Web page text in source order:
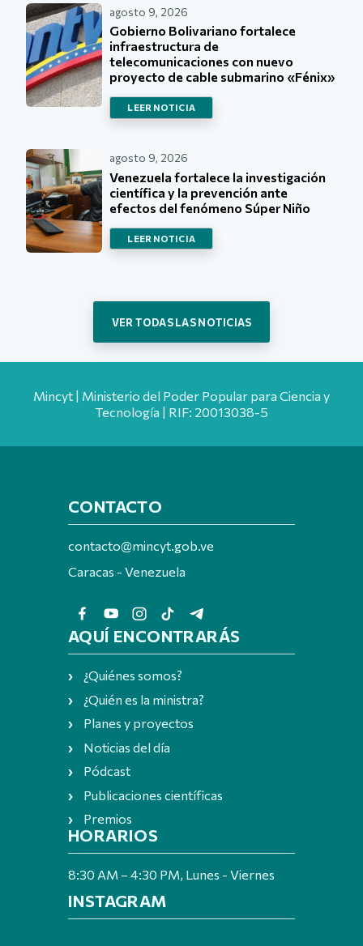
agosto 9, 2026
Gobierno Bolivariano fortalece
infraestructura de
telecomunicaciones con nuevo
proyecto de cable submarino «Fénix»
LEER NOTICIA
agosto 9, 2026
Venezuela fortalece la investigación
científica y la prevención ante
efectos del fenómeno Súper Niño
LEER NOTICIA
VER TODAS LAS NOTICIAS
Mincyt | Ministerio del Poder Popular para Ciencia y
Tecnología | RIF: 20013038-5
CONTACTO
contacto@mincyt.gob.ve
Caracas - Venezuela
AQUÍ ENCONTRARÁS
¿Quiénes somos?
¿Quién es la ministra?
Planes y proyectos
Noticias del día
Pódcast
Publicaciones científicas
Premios
HORARIOS
8:30 AM – 4:30 PM, Lunes - Viernes
INSTAGRAM